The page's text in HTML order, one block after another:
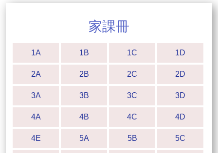
家課冊
1A 1B 1C 1D
2A 2B 2C 2D
3A 3B 3C 3D
4A 4B 4C 4D
4E 5A 5B 5C